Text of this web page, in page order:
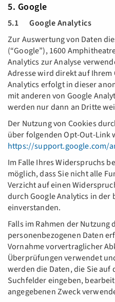
5. Google
5.1 Google Analytics
Zur Auswertung von Daten
(“Google”), 1600
Analytics zur Analyse
Adresse wird direkt auf Ihrem
Analytics erfolgt in dieser
mit anderen von Google
werden nur dann an Dritte
Der Nutzung von Cookies
über folgenden Opt-Out-Link
https://support.google.com/
Im Falle Ihres Widerspruchs
möglich, dass Sie nicht alle
Verzicht auf einen
durch Google Analytics in der
einverstanden.
Falls im Rahmen der
personenbezogenen Daten
Vornahme vorvertraglicher
Überprüfungen verwendet
werden die Daten, die Sie
Suchfelder eingeben,
angegebenen Zweck